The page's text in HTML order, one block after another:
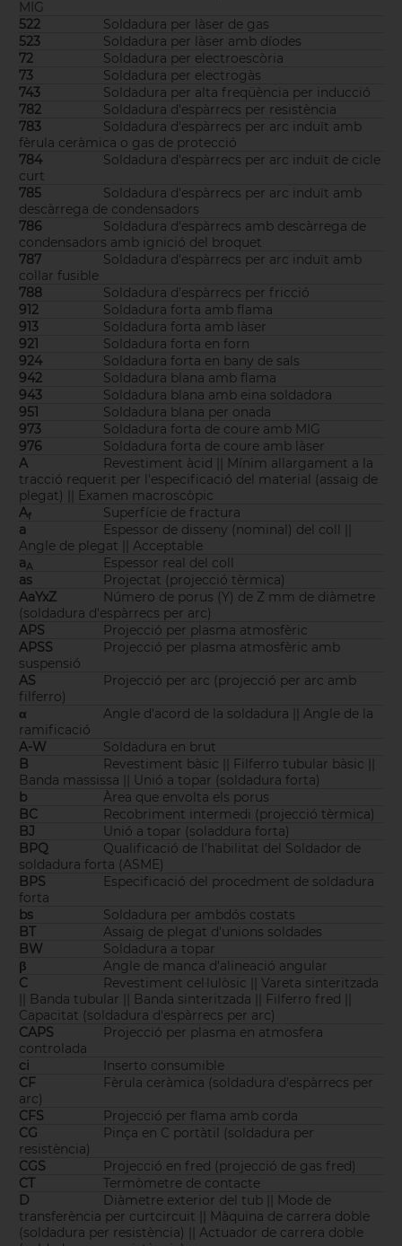
MIG
522
Soldadura per làser de gas
523
Soldadura per làser amb díodes
72
Soldadura per electroescòria
73
Soldadura per electrogàs
743
Soldadura per alta freqüència per inducció
782
Soldadura d'espàrrecs per resistència
783
Soldadura d'espàrrecs per arc induït amb
fèrula ceràmica o gas de protecció
784
Soldadura d'espàrrecs per arc induït de cicle
curt
785
Soldadura d'espàrrecs per arc induït amb
descàrrega de condensadors
786
Soldadura d'espàrrecs amb descàrrega de
condensadors amb ignició del broquet
787
Soldadura d'espàrrecs per arc induït amb
collar fusible
788
Soldadura d'espàrrecs per fricció
912
Soldadura forta amb flama
913
Soldadura forta amb làser
921
Soldadura forta en forn
924
Soldadura forta en bany de sals
942
Soldadura blana amb flama
943
Soldadura blana amb eina soldadora
951
Soldadura blana per onada
973
Soldadura forta de coure amb MIG
976
Soldadura forta de coure amb làser
A
Revestiment àcid || Mínim allargament a la
tracció requerit per l'especificació del material (assaig de
plegat) || Examen macroscòpic
Af
Superfície de fractura
a
Espessor de disseny (nominal) del coll ||
Angle de plegat || Acceptable
aA
Espessor real del coll
as
Projectat (projecció tèrmica)
AaYxZ
Número de porus (Y) de Z mm de diàmetre
(soldadura d'espàrrecs per arc)
APS
Projecció per plasma atmosfèric
APSS
Projecció per plasma atmosfèric amb
suspensió
AS
Projecció per arc (projecció per arc amb
filferro)
α
Angle d'acord de la soldadura || Angle de la
ramificació
A-W
Soldadura en brut
B
Revestiment bàsic || Filferro tubular bàsic ||
Banda massissa || Unió a topar (soldadura forta)
b
Àrea que envolta els porus
BC
Recobriment intermedi (projecció tèrmica)
BJ
Unió a topar (soladdura forta)
BPQ
Qualificació de l'habilitat del Soldador de
soldadura forta (ASME)
BPS
Especificació del procedment de soldadura
forta
bs
Soldadura per ambdós costats
BT
Assaig de plegat d'unions soldades
BW
Soldadura a topar
β
Angle de manca d'alineació angular
C
Revestiment cel·lulòsic || Vareta sinteritzada
|| Banda tubular || Banda sinteritzada || Filferro fred ||
Capacitat (soldadura d'espàrrecs per arc)
CAPS
Projecció per plasma en atmosfera
controlada
ci
Inserto consumible
CF
Fèrula ceràmica (soldadura d'espàrrecs per
arc)
CFS
Projecció per flama amb corda
CG
Pinça en C portàtil (soldadura per
resistència)
CGS
Projecció en fred (projecció de gas fred)
CT
Termòmetre de contacte
D
Diàmetre exterior del tub || Mode de
transferència per curtcircuit || Màquina de carrera doble
(soldadura per resistència) || Actuador de carrera doble